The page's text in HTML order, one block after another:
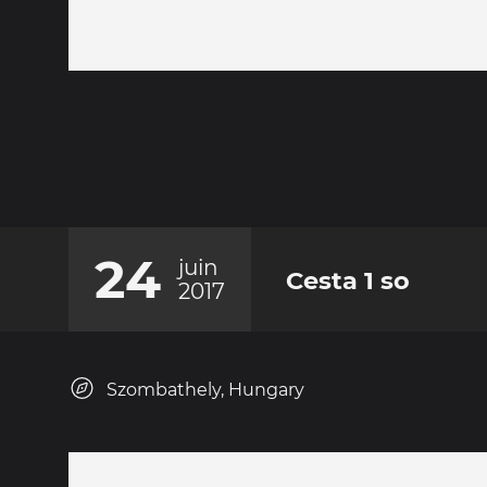
24
juin
2017
Cesta 1 so
Szombathely, Hungary